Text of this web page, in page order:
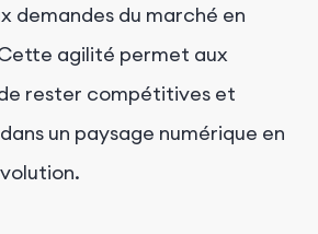
demandes du marché en
agilité permet aux
rester compétitives et
un paysage numérique en